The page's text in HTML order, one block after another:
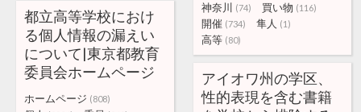
神奈川 (74) 買い物 (116)
開催 (734) 隼人 (1)
高等 (80)
都立高等学校におけ
る個人情報の漏えい
について|東京都教育
委員会ホームページ
ホームページ (808)
アイオワ州の学区、
性的表現を含む書籍